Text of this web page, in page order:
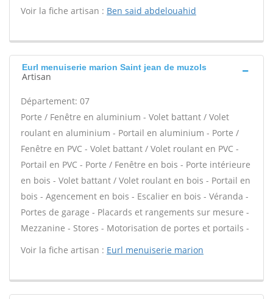
Voir la fiche artisan : Ben said abdelouahid
Eurl menuiserie marion Saint jean de muzols
Artisan
Département: 07
Porte / Fenêtre en aluminium - Volet battant / Volet
roulant en aluminium - Portail en aluminium - Porte /
Fenêtre en PVC - Volet battant / Volet roulant en PVC -
Portail en PVC - Porte / Fenêtre en bois - Porte intérieure
en bois - Volet battant / Volet roulant en bois - Portail en
bois - Agencement en bois - Escalier en bois - Véranda -
Portes de garage - Placards et rangements sur mesure -
Mezzanine - Stores - Motorisation de portes et portails -
Voir la fiche artisan : Eurl menuiserie marion